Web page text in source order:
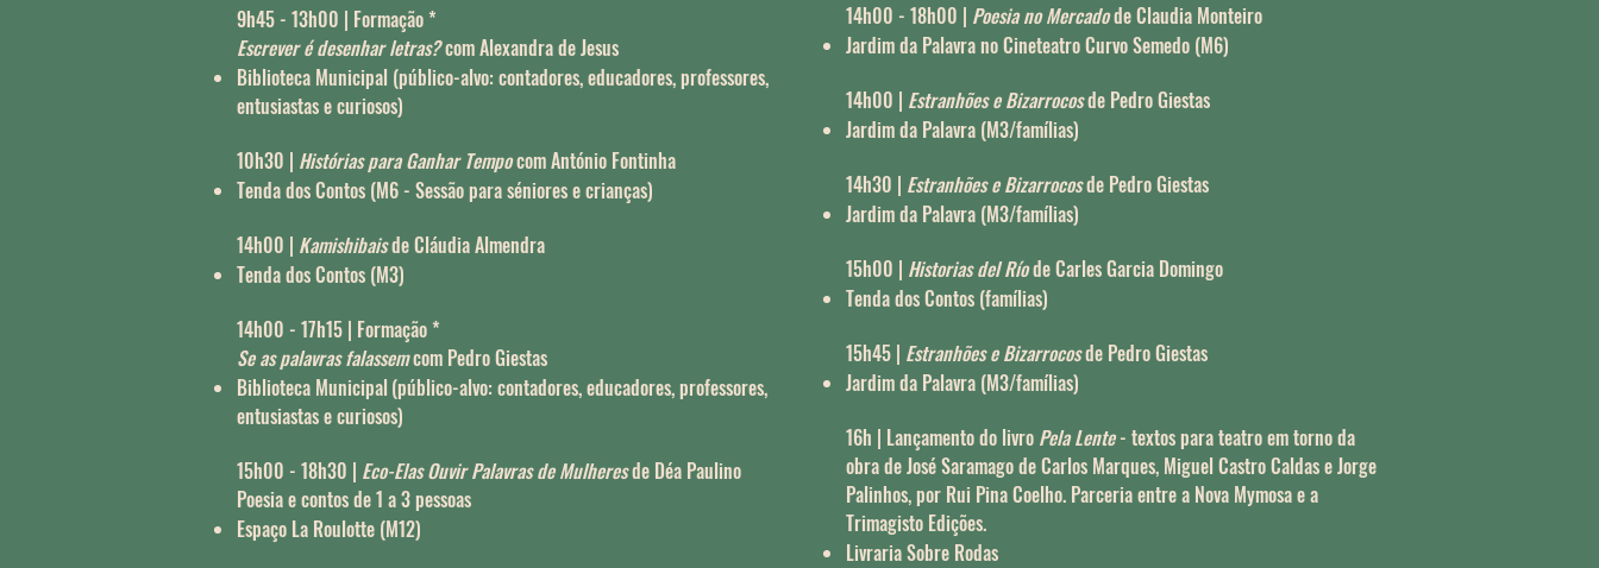
9h45 - 13h00 | Formação *
Escrever é desenhar letras?com Alexandra de Jesus
Biblioteca Municipal (público-alvo: contadores, educadores, professores,
entusiastas e curiosos)
10h30 | Histórias para Ganhar Tempocom António Fontinha
Tenda dos Contos (M6 - Sessão para séniores e crianças)
14h00 | Kamishibaisde Cláudia Almendra
Tenda dos Contos (M3)
14h00 - 17h15 | Formação *
Se as palavras falassemcom Pedro Giestas
Biblioteca Municipal (público-alvo: contadores, educadores, professores,
entusiastas e curiosos)
15h00 - 18h30 | Eco-Elas Ouvir Palavras de Mulheresde Déa Paulino
Poesia e contos de 1 a 3 pessoas
Espaço La Roulotte (M12)
14h00 - 18h00 | Poesia no Mercadode Claudia Monteiro
Jardim da Palavra no Cineteatro Curvo Semedo (M6)
14h00 | Estranhões e Bizarrocosde Pedro Giestas
Jardim da Palavra (M3/famílias)
14h30 | Estranhões e Bizarrocosde Pedro Giestas
Jardim da Palavra (M3/famílias)
15h00 | Historias del Ríode Carles Garcia Domingo
Tenda dos Contos (famílias)
15h45 | Estranhões e Bizarrocosde Pedro Giestas
Jardim da Palavra (M3/famílias)
16h | Lançamento do livro Pela Lente- textos para teatro em torno da
obra de José Saramago de Carlos Marques, Miguel Castro Caldas e Jorge
Palinhos, por Rui Pina Coelho. Parceria entre a Nova Mymosa e a
Trimagisto Edições.
Livraria Sobre Rodas